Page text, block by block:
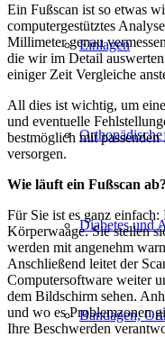
Einlagen
Diabetes und
Bandagen,
Ein Fußscan ist so etwas
computergestütztes
Millimeter genau
die wir im Detail
einiger Zeit Vergleiche
All dies ist wichtig, um
und eventuelle
bestmöglich mit
versorgen.
Wie läuft ein Fußscan ab?
Für Sie ist es ganz
Körperwaage. Sie stellen
werden mit angenehm
Anschließend leitet der
Computersoftware weiter
dem Bildschirm sehen.
und wo es Problemzonen
Ihre Beschwerden